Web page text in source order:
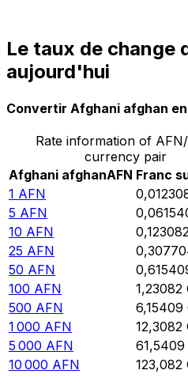
Le taux de change
aujourd'hui
Convertir Afghani afghan
Rate information of
currency pair
Afghani afghanAFN Franc
1 AFN
5 AFN
10 AFN 0,123082
25 AFN
50 AFN
100 AFN 1,23082
500 AFN 6,15409
1 000 AFN 12,3082
5 000 AFN 61,5409
10 000 AFN 123,082